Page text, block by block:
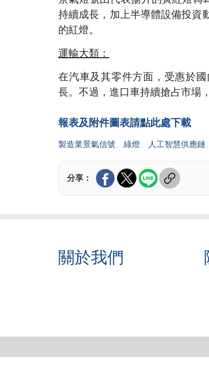
持續成長，加上半導體設備投資
的紅燈。
運輸大類：
在汽車及其零件方面，受惠於
長。不過，進口車持續搶占市場
報表及附件圖表請點此處下載
製造業景氣信號 綠燈 人工智慧供應鏈
分享：
關於我們